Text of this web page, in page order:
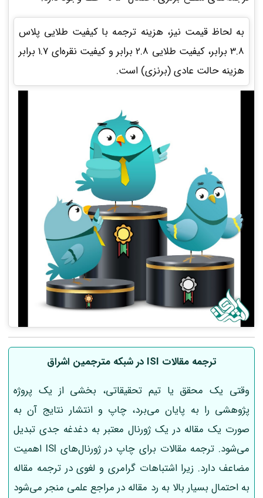
به لحاظ قیمت نیز، هزینه ترجمه با کیفیت طلایی پلاس
3.8 برابر، کیفیت طلایی 2.8 برابر و کیفیت نقره‌ای 1.7 برابر
هزینه حالت عادی (برنزی) است.
ترجمه مقالات ISI در شبکه مترجمین اشراق
وقتی یک محقق یا تیم تحقیقاتی، بخشی از یک پروژه
پژوهشی را به پایان می‌‎برد، چاپ و انتشار نتایج آن به
صورت یک مقاله در یک ژورنال معتبر به دغدغه جدی تبدیل
می‌شود. ترجمه مقالات برای چاپ در ژورنال‌های ISI اهمیت
مضاعف دارد. زیرا اشتباهات گرامری و لغوی در ترجمه مقاله
به احتمال بسیار بالا به رد مقاله در مراجع علمی منجر می‌شود